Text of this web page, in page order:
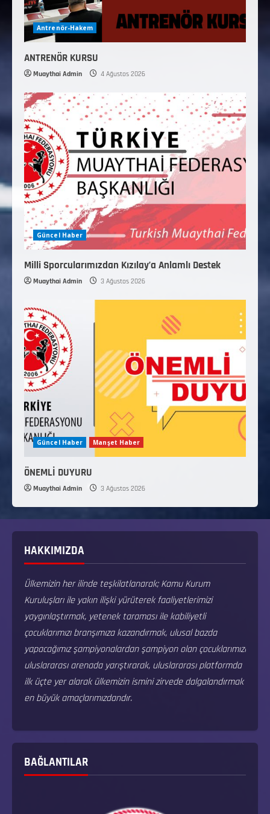
Antrenör-Hakem
ANTRENÖR KURSU
Muaythai Admin 4 Ağustos 2026
Güncel Haber
Milli Sporcularımızdan Kızılay’a Anlamlı Destek
Muaythai Admin 3 Ağustos 2026
Güncel Haber Manşet Haber
ÖNEMLİ DUYURU
Muaythai Admin 3 Ağustos 2026
HAKKIMIZDA
Ülkemizin her ilinde teşkilatlanarak; Kamu Kurum
Kuruluşları ile yakın ilişki yürüterek faaliyetlerimizi
yaygınlaştırmak, yetenek taraması ile kabiliyetli
çocuklarımızı branşımıza kazandırmak, ulusal bazda
yapacağımız şampiyonalardan şampiyon olan çocuklarımızı
uluslararası arenada yarıştırarak, uluslararası platformda
ilk üçte yer alarak ülkemizin ismini zirvede dalgalandırmak
en büyük amaçlarımızdandır.
BAĞLANTILAR